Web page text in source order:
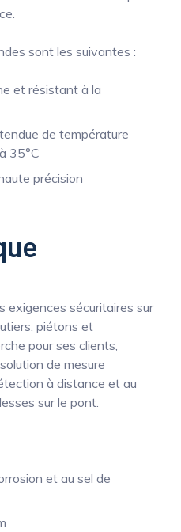
sont les suivantes :
et résistant à la
de température
35°C
précision
exigences sécuritaires sur
piétons et
pour ses clients,
de mesure
à distance et au
sur le pont.
et au sel de